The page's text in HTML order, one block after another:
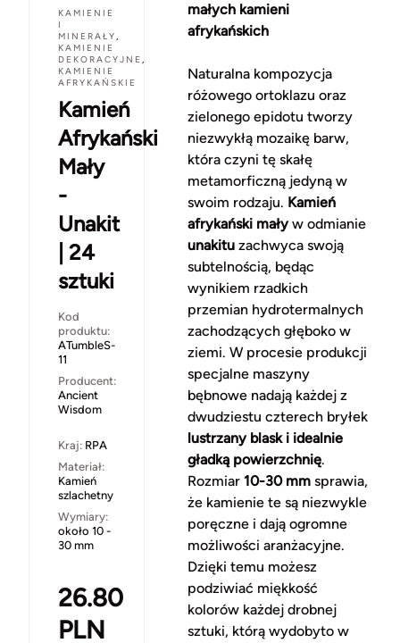
KAMIENIE
I
MINERAŁY,
KAMIENIE
DEKORACYJNE ,
KAMIENIE
AFRYKAŃSKIE
Kamień
Afrykański
Mały
-
Unakit
| 24
sztuki
Kod
produktu:
ATumbleS-
11
Producent:
Ancient
Wisdom
Kraj: RPA
Materiał:
Kamień
szlachetny
Wymiary:
około 10 -
30 mm
26.80
PLN
małych kamieni
afrykańskich
Naturalna kompozycja
różowego ortoklazu oraz
zielonego epidotu tworzy
niezwykłą mozaikę barw,
która czyni tę skałę
metamorficzną jedyną w
swoim rodzaju. Kamień
afrykański maływ odmianie
unakituzachwyca swoją
subtelnością, będąc
wynikiem rzadkich
przemian hydrotermalnych
zachodzących głęboko w
ziemi. W procesie produkcji
specjalne maszyny
bębnowe nadają każdej z
dwudziestu czterech bryłek
lustrzany blask i idealnie
gładką powierzchnię.
Rozmiar 10-30 mm sprawia,
że kamienie te są niezwykle
poręczne i dają ogromne
możliwości aranżacyjne.
Dzięki temu możesz
podziwiać miękkość
kolorów każdej drobnej
sztuki, którą wydobyto w